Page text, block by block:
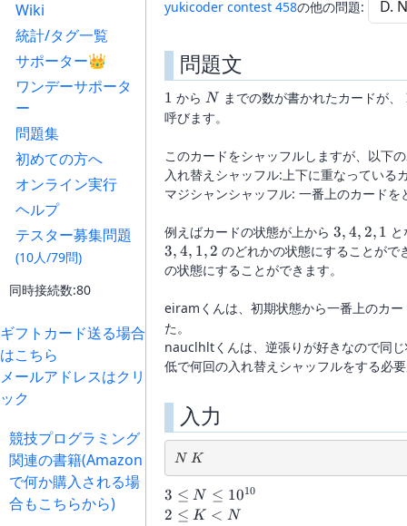
Wiki
統計/タグ一覧
サポーター👑
ワンデーサポータ
ー
問題集
初めての方へ
オンライン実行
ヘルプ
テスター募集問題
(10人/79問)
同時接続数:80
ギフトカード送る場合
はこちら
メールアドレスはクリ
ック
競技プログラミング
関連の書籍(Amazon
で何か購入される場
合もこちらから)
yukicoder contest 458の他の問題:
問題文
1
1 から N
N までの数が書かれたカードが、
呼びます。
このカードをシャッフルしますが、以下
入れ替えシャッフル:上下に重なっている
マジシャンシャッフル: 一番上のカード
例えばカードの状態が上から 3,
4,
3, 4, 2, 1
3, 4, 1,2 のどれかの状態にすることがで
の状態にすることができます。
eiramくんは、初期状態から一番上のカ
た。
nauclhltくんは、逆張りが好きなので同
低で何回の入れ替えシャッフルをする必
入力
N\ K
N K
3 \le N
\le
3 ≤ N ≤ 1010
2
2 ≤ K < N